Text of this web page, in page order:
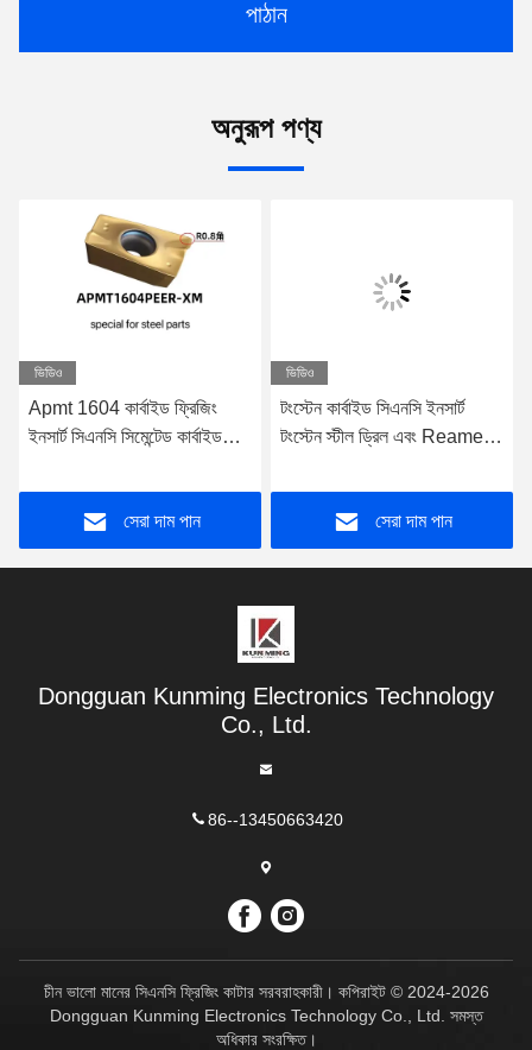
পাঠান
অনুরূপ পণ্য
ভিডিও
Apmt 1604 কার্বাইড ফ্রিজিং
ইনসার্ট সিএনসি সিমেন্টেড কার্বাইড
সেরা দাম পান
ভিডিও
টংস্টেন কার্বাইড সিএনসি ইনসার্ট
টংস্টেন স্টীল ড্রিল এবং Reamer
সেরা দাম পান
Dongguan Kunming Electronics Technology
Co., Ltd.
86--13450663420
চীন ভালো মানের সিএনসি ফ্রিজিং কাটার সরবরাহকারী। কপিরাইট © 2024-2026
Dongguan Kunming Electronics Technology Co., Ltd. সমস্ত
অধিকার সংরক্ষিত।